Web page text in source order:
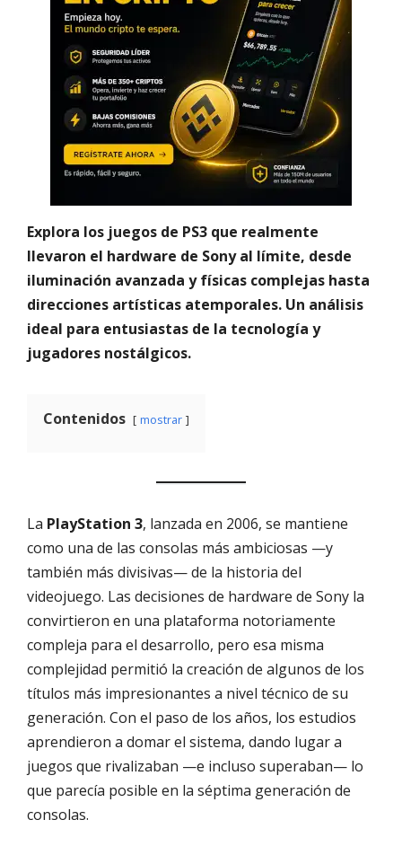
Explora los juegos de PS3 que realmente
llevaron el hardware de Sony al límite, desde
iluminación avanzada y físicas complejas hasta
direcciones artísticas atemporales. Un análisis
ideal para entusiastas de la tecnología y
jugadores nostálgicos.
Contenidos mostrar
La PlayStation 3, lanzada en 2006, se mantiene
como una de las consolas más ambiciosas —y
también más divisivas— de la historia del
videojuego. Las decisiones de hardware de Sony la
convirtieron en una plataforma notoriamente
compleja para el desarrollo, pero esa misma
complejidad permitió la creación de algunos de los
títulos más impresionantes a nivel técnico de su
generación. Con el paso de los años, los estudios
aprendieron a domar el sistema, dando lugar a
juegos que rivalizaban —e incluso superaban— lo
que parecía posible en la séptima generación de
consolas.